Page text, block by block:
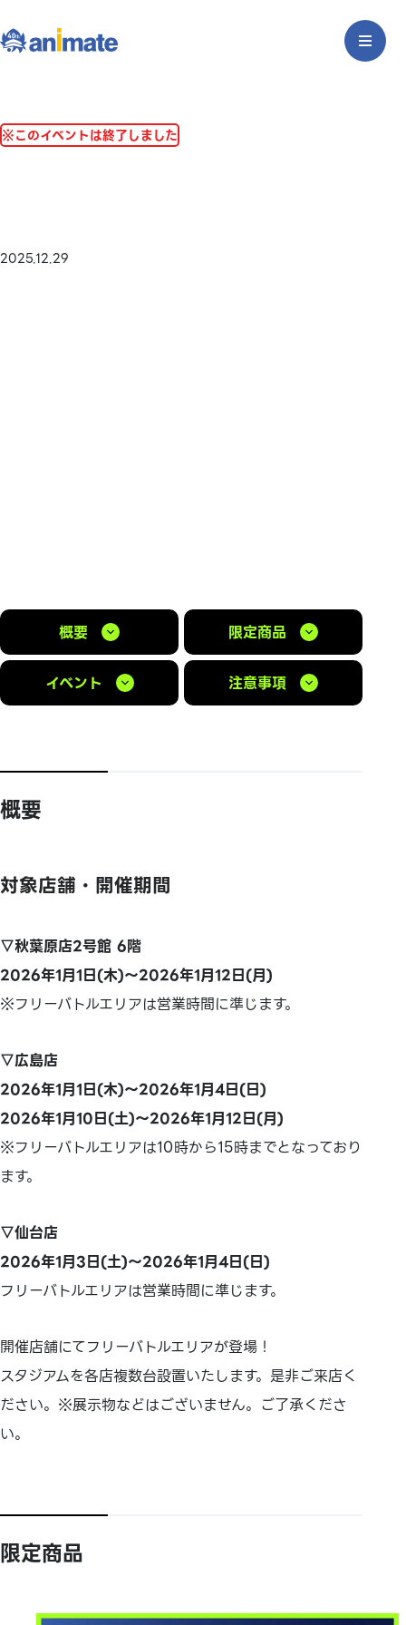
※このイベントは終了しました
2025.12.29
概要 限定商品
イベント 注意事項
概要
対象店舗・開催期間
▽秋葉原店2号館 6階
2026年1月1日(木)～2026年1月12日(月)
※フリーバトルエリアは営業時間に準じます。
▽広島店
2026年1月1日(木)～2026年1月4日(日)
2026年1月10日(土)～2026年1月12日(月)
※フリーバトルエリアは10時から15時までとなっており
ます。
▽仙台店
2026年1月3日(土)～2026年1月4日(日)
フリーバトルエリアは営業時間に準じます。
開催店舗にてフリーバトルエリアが登場！
スタジアムを各店複数台設置いたします。是非ご来店く
ださい。※展示物などはございません。ご了承くださ
い。
限定商品